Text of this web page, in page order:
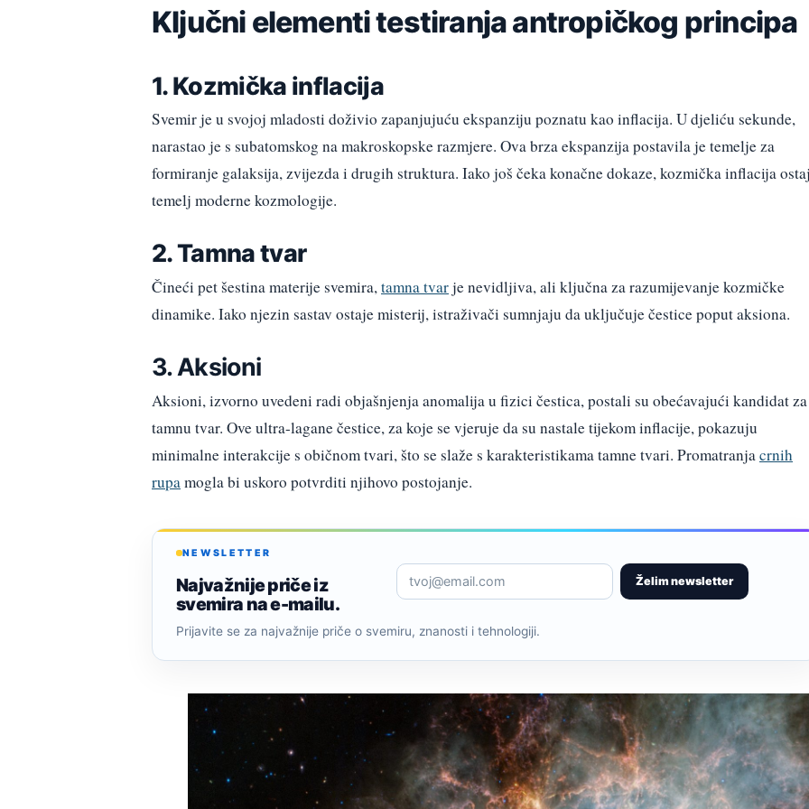
Ključni elementi testiranja antropičkog principa
1. Kozmička inflacija
Svemir je u svojoj mladosti doživio zapanjujuću ekspanziju poznatu kao inflacija. U djeliću sekunde,
narastao je s subatomskog na makroskopske razmjere. Ova brza ekspanzija postavila je temelje za
formiranje galaksija, zvijezda i drugih struktura. Iako još čeka konačne dokaze, kozmička inflacija
temelj moderne kozmologije.
2. Tamna tvar
Čineći pet šestina materije svemira,tamna tvarje nevidljiva, ali ključna za razumijevanje kozmičke
dinamike. Iako njezin sastav ostaje misterij, istraživači sumnjaju da uključuje čestice poput aksiona.
3. Aksioni
Aksioni, izvorno uvedeni radi objašnjenja anomalija u fizici čestica, postali su obećavajući kandidat za
tamnu tvar. Ove ultra-lagane čestice, za koje se vjeruje da su nastale tijekom inflacije, pokazuju
minimalne interakcije s običnom tvari, što se slaže s karakteristikama tamne tvari. Promatranjacrnih
rupamogla bi uskoro potvrditi njihovo postojanje.
NEWSLETTER
Najvažnije priče iz
svemira na e-mailu.
Želim newsletter
Prijavite se za najvažnije priče o svemiru, znanosti i tehnologiji.